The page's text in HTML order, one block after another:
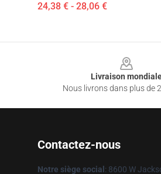
24,38 € - 28,06 €
Livraison
Nous livrons dans plus de
Contactez-nous
Notre siège social : 8600 W